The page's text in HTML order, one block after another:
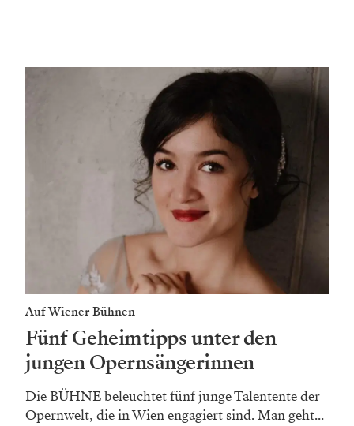
Auf Wiener Bühnen
Fünf Geheimtipps unter den
jungen Opernsängerinnen
Die BÜHNE beleuchtet fünf junge Talentente der
Opernwelt, die in Wien engagiert sind. Man geht...